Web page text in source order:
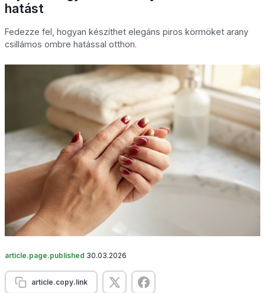
hatást
Fedezze fel, hogyan készíthet elegáns piros körmöket arany
csillámos ombre hatással otthon.
article.page.published 30.03.2026
article.copy.link